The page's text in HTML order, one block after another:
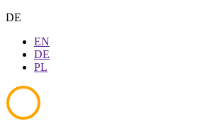
DE
EN
DE
PL